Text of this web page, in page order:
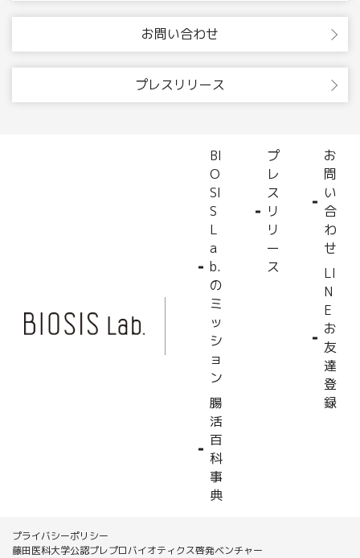
お問い合わせ
プレスリリース
BI
O
SI
S
L
a
b.
の
ミ
ッ
シ
ョ
ン
腸
活
百
科
事
典
プ
レ
ス
リ
リ
ー
ス
お
問
い
合
わ
せ
LI
N
E
お
友
達
登
録
プライバシーポリシー
藤田医科大学公認プレプロバイオティクス啓発ベンチャー